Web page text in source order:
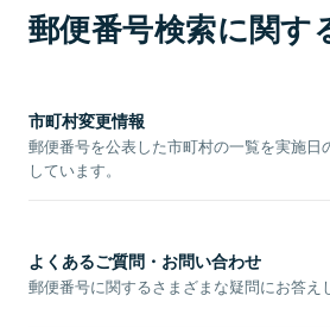
郵便番号検索に関す
市町村変更情報
郵便番号を公表した市町村の一覧を実施日
しています。
よくあるご質問・お問い合わせ
郵便番号に関するさまざまな疑問にお答え